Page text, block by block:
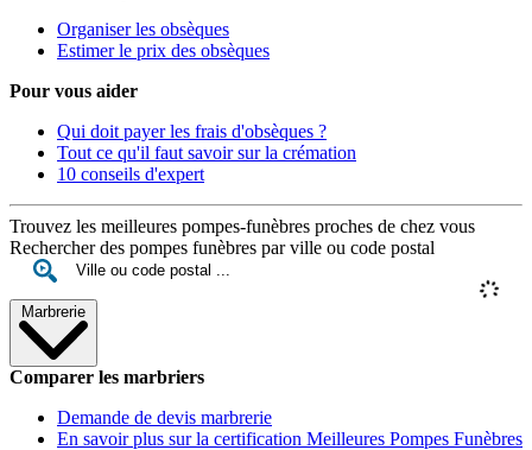
Organiser les obsèques
Estimer le prix des obsèques
Pour vous aider
Qui doit payer les frais d'obsèques ?
Tout ce qu'il faut savoir sur la crémation
10 conseils d'expert
Trouvez les meilleures pompes-funèbres proches de chez vous
Rechercher des pompes funèbres par ville ou code postal
Marbrerie
Comparer les marbriers
Demande de devis marbrerie
En savoir plus sur la certification Meilleures Pompes Funèbres